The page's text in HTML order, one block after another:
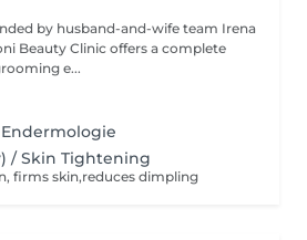
Beauty Clinic offers a complete
e...
/ Skin Tightening
firms skin,reduces dimpling